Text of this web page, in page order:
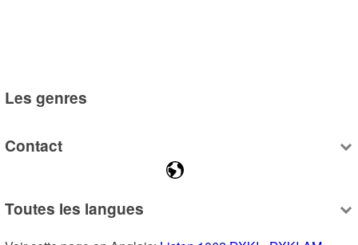
Les genres
Contact
Toutes les langues